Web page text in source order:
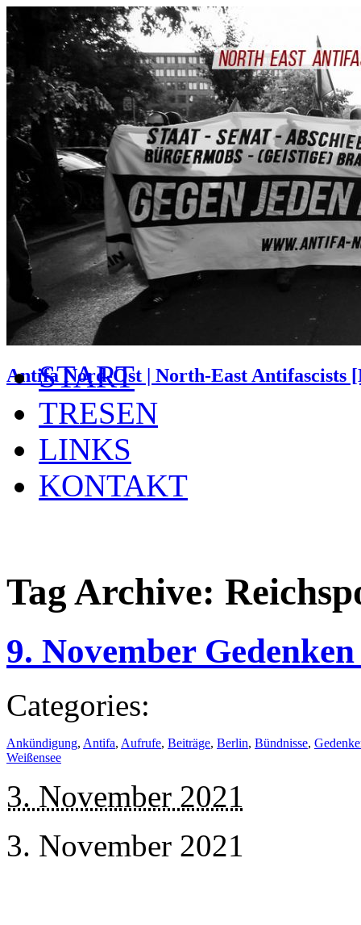
Antifa Nord-Ost | North-East Antifascists
START
TRESEN
LINKS
KONTAKT
Tag Archive:
9. November
Categories:
Ankündigung, Antifa, Aufrufe, Beiträge, Berlin, Bündnisse,
Weißensee
3. November 2021
3. November 2021